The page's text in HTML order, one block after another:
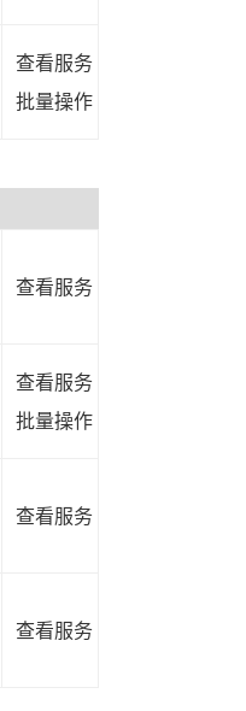
查看服务
批量操作
查看服务
查看服务
批量操作
查看服务
查看服务